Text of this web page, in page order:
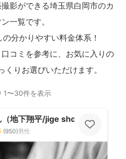
影ができる埼玉県白岡市のカ
一覧です。
分かりやすい料金体系！
コミを参考に、お気に入りの
くりお選びいただけます。
1〜30件を表示
（地下翔平/jige shohe）
(950)男性